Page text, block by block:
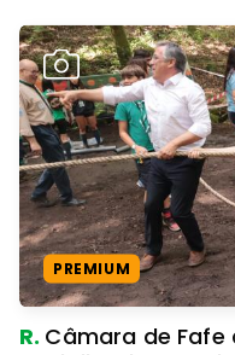
PREMIUM
R. Câmara de Fafe